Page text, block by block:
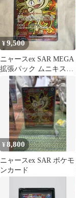
¥9,500
ニャースex SAR MEGA
拡張パック ムニキスゼ
ロ キラ 114/080
¥8,800
ニャースex SAR ポケモ
ンカード